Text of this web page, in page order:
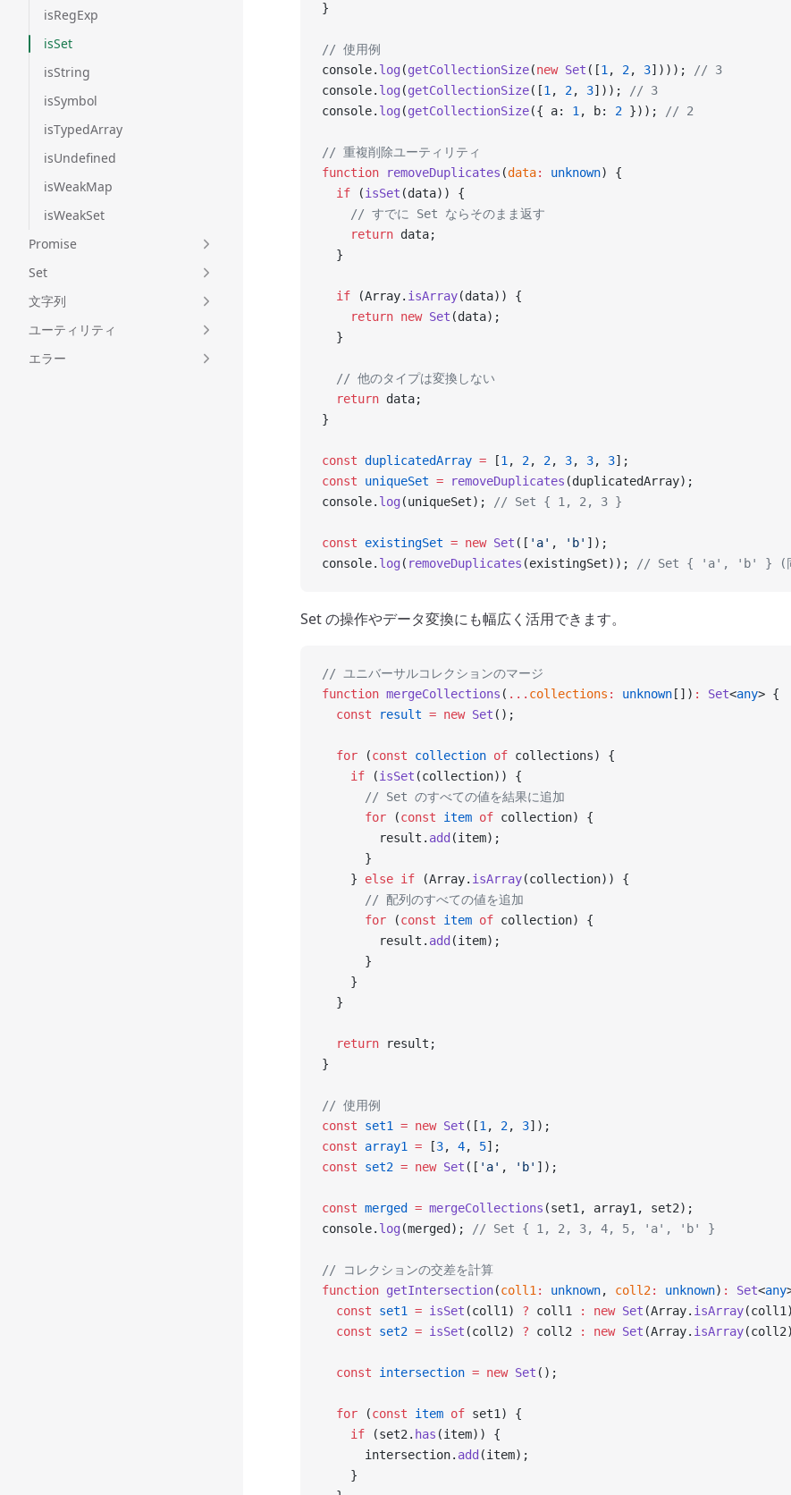
isRegExp
isSet
isString
isSymbol
isTypedArray
isUndefined
isWeakMap
isWeakSet
Promise
Set
文字列
ユーティリティ
エラー
}
// 使用例
console. log (getCollectionSize(new Set ([1 , 2, 3])));
// 3
console. log (getCollectionSize([1 , 2, 3]));
// 3
console. log (getCollectionSize({ a: 1 , b: 2 })); // 2
// 重複削除ユーティリティ
function removeDuplicates (data: unknown) {
  if
(isSet (data)) {
    // すでに Set ならそのまま返す
    return
data;
  }
  if
(Array. isArray(data)) {
    return
new Set (data);
  }
  // 他のタイプは変換しない
  return
data;
}
const duplicatedArray = [1 , 2, 2, 3, 3, 3];
const uniqueSet = removeDuplicates (duplicatedArray);
console. log (uniqueSet); // Set { 1, 2, 3 }
const existingSet = new Set ([ 'a' , 'b' ]);
console. log ( removeDuplicates (existingSet)); // Set { 'a', 'b' } (同
Set の操作やデータ変換にも幅広く活用できます。
// ユニバーサルコレクションのマージ
function mergeCollections ( ... collections : unknown []) : Set<any> {
  const
result = new Set ();
  for
(const collection of collections) {
    if
(isSet (collection)) {
      // Set のすべての値を結果に追加
      for
(const item of collection) {
        result.
add (item);
      }
    }
else if (Array. isArray(collection)) {
      // 配列のすべての値を追加
      for
(const item of collection) {
        result.
add (item);
      }
    }
  }
  return
result;
}
// 使用例
const set1 = new Set ([1 , 2, 3]);
const array1 = [3, 4, 5];
const set2 = new Set ([ 'a' , 'b' ]);
const merged = mergeCollections (set1, array1, set2);
console. log (merged); // Set { 1, 2, 3, 4, 5, 'a', 'b' }
// コレクションの交差を計算
function getIntersection(coll1 : unknown, coll2: unknown) : Set<any
  const
set1 = isSet (coll1) ? coll1 : new Set (Array. isArray
  const
set2 = isSet (coll2) ? coll2 : new Set (Array. isArray
  const
intersection = new Set ();
  for
(const item of set1) {
    if
(set2. has (item)) {
      intersection.
add (item);
    }